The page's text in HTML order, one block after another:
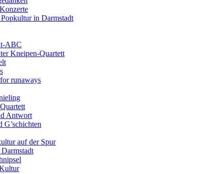
in Darmstadt
ABC
Kneipen-Quartett
runaways
Antwort
G’schichten
auf der Spur